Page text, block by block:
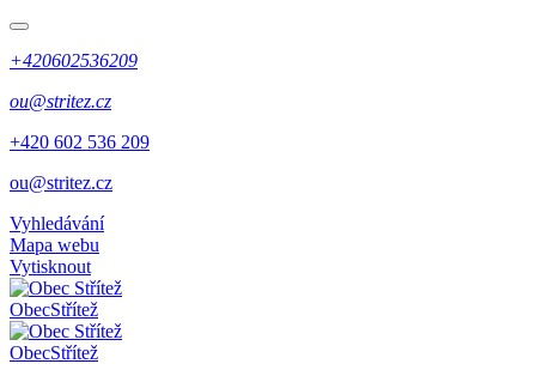
+420602536209
ou@stritez.cz
+420 602 536 209
ou@stritez.cz
Vyhledávání
Mapa webu
Vytisknout
ObecStřítež
ObecStřítež